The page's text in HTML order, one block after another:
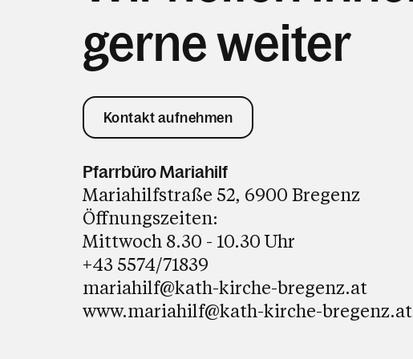
gerne weiter
Kontakt aufnehmen
Pfarrbüro Mariahilf
Mariahilfstraße 52, 6900 Bregenz
Öffnungszeiten:
Mittwoch 8.30 - 10.30 Uhr
+43 5574/71839
mariahilf@kath-kirche-bregenz.at
www.mariahilf@kath-kirche-bregenz.at